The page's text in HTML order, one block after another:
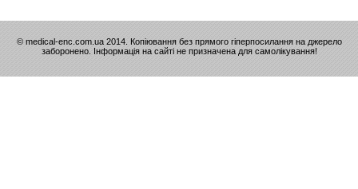
© medical-enc.com.ua 2014. Копіювання без прямого гіперпосилання на джерело
заборонено. Інформація на сайті не призначена для самолікування!